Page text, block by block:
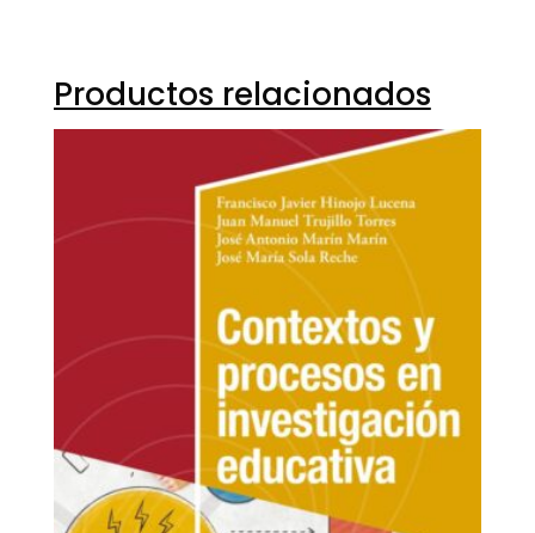
Productos relacionados